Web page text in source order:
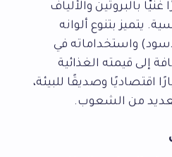
بالبروتين والألياف
يتميز بتنوع ألوانه
واستخداماته في
إلى قيمته الغذائية
اقتصاديًا وصديقًا للبيئة،
من الشعوب.